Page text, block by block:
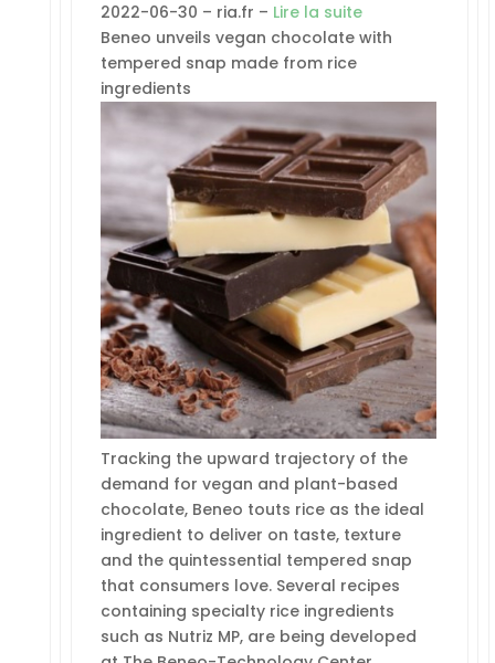
2022-06-30 – ria.fr – Lire la suite
Beneo unveils vegan chocolate with
tempered snap made from rice
ingredients
Tracking the upward trajectory of the
demand for vegan and plant-based
chocolate, Beneo touts rice as the ideal
ingredient to deliver on taste, texture
and the quintessential tempered snap
that consumers love. Several recipes
containing specialty rice ingredients
such as Nutriz MP, are being developed